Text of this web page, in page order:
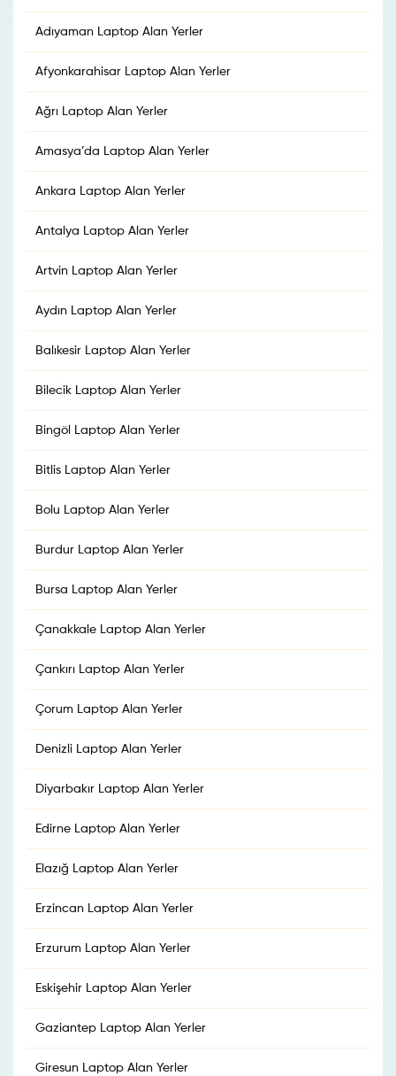
Adıyaman Laptop Alan Yerler
Afyonkarahisar Laptop Alan Yerler
Ağrı Laptop Alan Yerler
Amasya’da Laptop Alan Yerler
Ankara Laptop Alan Yerler
Antalya Laptop Alan Yerler
Artvin Laptop Alan Yerler
Aydın Laptop Alan Yerler
Balıkesir Laptop Alan Yerler
Bilecik Laptop Alan Yerler
Bingöl Laptop Alan Yerler
Bitlis Laptop Alan Yerler
Bolu Laptop Alan Yerler
Burdur Laptop Alan Yerler
Bursa Laptop Alan Yerler
Çanakkale Laptop Alan Yerler
Çankırı Laptop Alan Yerler
Çorum Laptop Alan Yerler
Denizli Laptop Alan Yerler
Diyarbakır Laptop Alan Yerler
Edirne Laptop Alan Yerler
Elazığ Laptop Alan Yerler
Erzincan Laptop Alan Yerler
Erzurum Laptop Alan Yerler
Eskişehir Laptop Alan Yerler
Gaziantep Laptop Alan Yerler
Giresun Laptop Alan Yerler